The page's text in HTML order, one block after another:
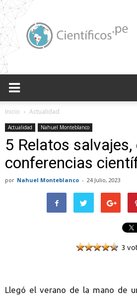
Inicio Actualidad
Actualidad Nahuel Monteblanco
5 Relatos salvajes,
conferencias
por Nahuel Monteblanco - 24 Julio, 2023
3
Llegó el verano de la mano de